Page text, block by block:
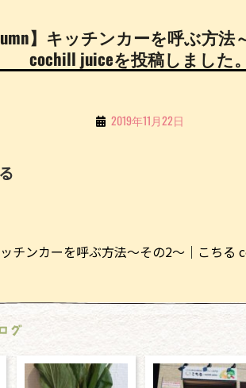
】キッチンカーを呼ぶ方法
cochill juiceを投稿しました。
By 2019年11月22日
ッチンカーを呼ぶ方法～その2～｜こち
グ